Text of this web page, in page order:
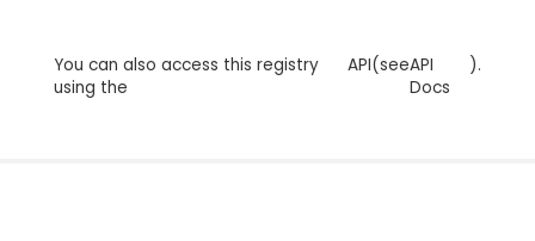
You can also access this registry
using the
API(seeAPI
Docs
).